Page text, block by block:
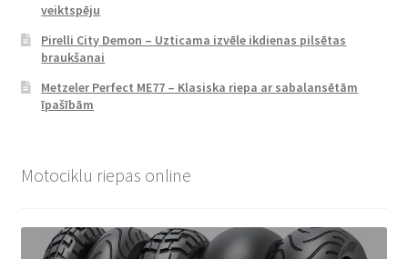
veiktspēju
Pirelli City Demon – Uzticama izvēle ikdienas pilsētas
braukšanai
Metzeler Perfect ME77 – Klasiska riepa ar sabalansētām
īpašībām
Motociklu riepas online